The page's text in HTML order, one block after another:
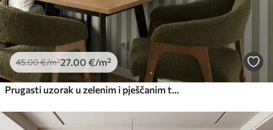
45.00€/m²27 .00 €/m²